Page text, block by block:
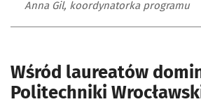
Anna Gil, koordynatorka programu
Wśród laureatów
Politechniki